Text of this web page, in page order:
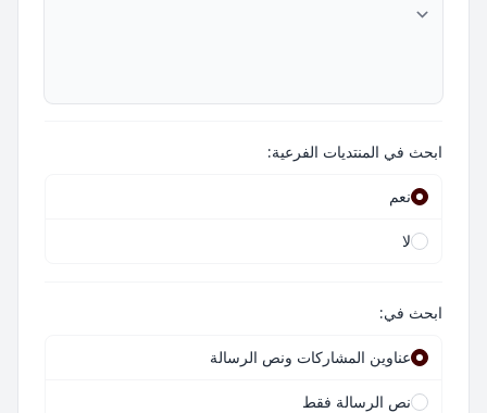
ابحث في المنتديات الفرعية:
نعم
لا
ابحث في:
عناوين المشاركات ونص الرسالة
نص الرسالة فقط